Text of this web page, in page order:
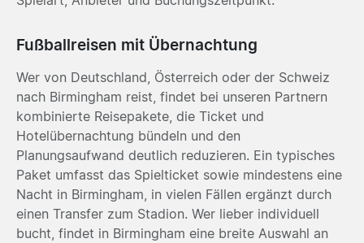
Fußballreisen mit Übernachtung
Wer von Deutschland, Österreich oder der Schweiz
nach Birmingham reist, findet bei unseren Partnern
kombinierte Reisepakete, die Ticket und
Hotelübernachtung bündeln und den
Planungsaufwand deutlich reduzieren. Ein typisches
Paket umfasst das Spielticket sowie mindestens eine
Nacht in Birmingham, in vielen Fällen ergänzt durch
einen Transfer zum Stadion. Wer lieber individuell
bucht, findet in Birmingham eine breite Auswahl an